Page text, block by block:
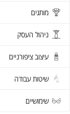
מותגים
ניהול העסק
עיצוב ציפורניים
שיטות עבודה
שימושיים